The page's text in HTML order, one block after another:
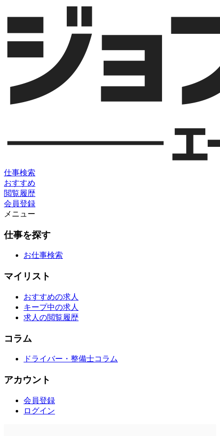
仕事検索
おすすめ
閲覧履歴
会員登録
メニュー
仕事を探す
お仕事検索
マイリスト
おすすめの求人
キープ中の求人
求人の閲覧履歴
コラム
ドライバー・整備士コラム
アカウント
会員登録
ログイン